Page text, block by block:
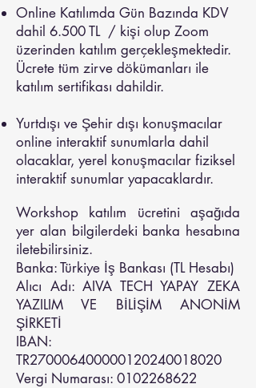
Online Katılımda Gün Bazında KDV
dahil 6.500 TL / kişi olup Zoom
üzerinden katılım gerçekleşmektedir.
Ücrete tüm zirve dökümanları ile
katılım sertifikası dahildir.
​Yurtdışı ve Şehir dışı konuşmacılar
online interaktif sunumlarla dahil
olacaklar, yerel konuşmacılar fiziksel
interaktif sunumlar yapacaklardır.
Workshop katılım ücretini aşağıda
yer alan bilgilerdeki banka hesabına
iletebilirsiniz.
Banka: Türkiye İş Bankası (TL Hesabı)
Alıcı Adı: AIVA TECH YAPAY ZEKA
YAZILIM VE BİLİŞİM ANONİM
ŞİRKETİ
IBAN:
TR270006400000120240018020
Vergi Numarası: 0102268622